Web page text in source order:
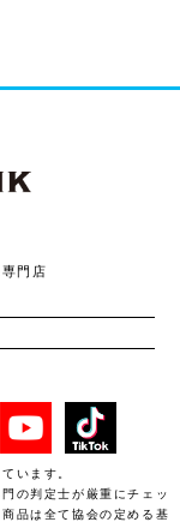
門店
います。
の判定士が厳重にチェッ
品は全て協会の定める基